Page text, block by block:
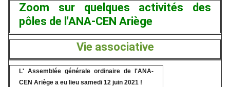
Zoom sur quelques activités des
pôles de l'ANA-CEN Ariège
Vie associative
L' Assemblée générale ordinaire de l'ANA-
CEN Ariège a eu lieu samedi 12 juin 2021 !